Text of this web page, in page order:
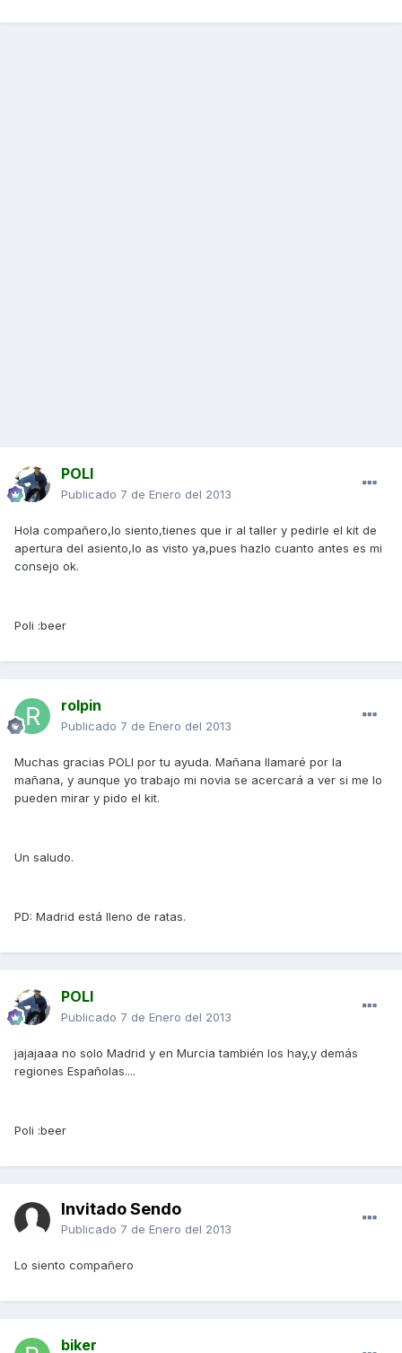
POLI
Publicado 7 de Enero del 2013
Hola compañero,lo siento,tienes que ir al taller y pedirle el kit de
apertura del asiento,lo as visto ya,pues hazlo cuanto antes es mi
consejo ok.
Poli :beer
rolpin
Publicado 7 de Enero del 2013
Muchas gracias POLI por tu ayuda. Mañana llamaré por la
mañana, y aunque yo trabajo mi novia se acercará a ver si me lo
pueden mirar y pido el kit.
Un saludo.
PD: Madrid está lleno de ratas.
POLI
Publicado 7 de Enero del 2013
jajajaaa no solo Madrid y en Murcia también los hay,y demás
regiones Españolas....
Poli :beer
Invitado Sendo
Publicado 7 de Enero del 2013
Lo siento compañero
biker